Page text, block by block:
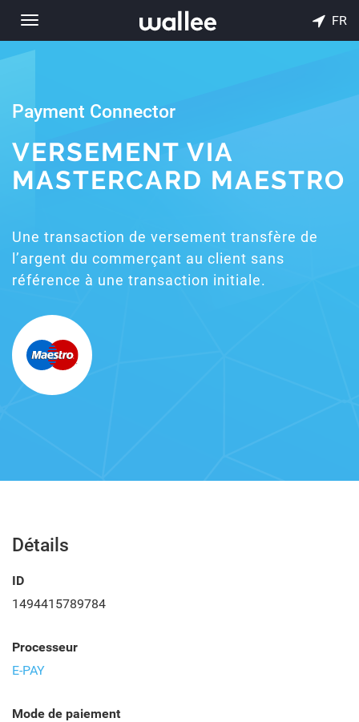
Toggle
navigation
FR
Payment Connector
VERSEMENT VIA
MASTERCARD MAESTRO
Une transaction de versement transfère de
l’argent du commerçant au client sans
référence à une transaction initiale.
Détails
ID
1494415789784
Processeur
E-PAY
Mode de paiement